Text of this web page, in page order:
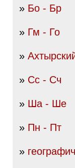
» Бо - Бр
» Гм - Го
»
» Сс - Сч
» Ша - Ше
» Пн - Пт
»